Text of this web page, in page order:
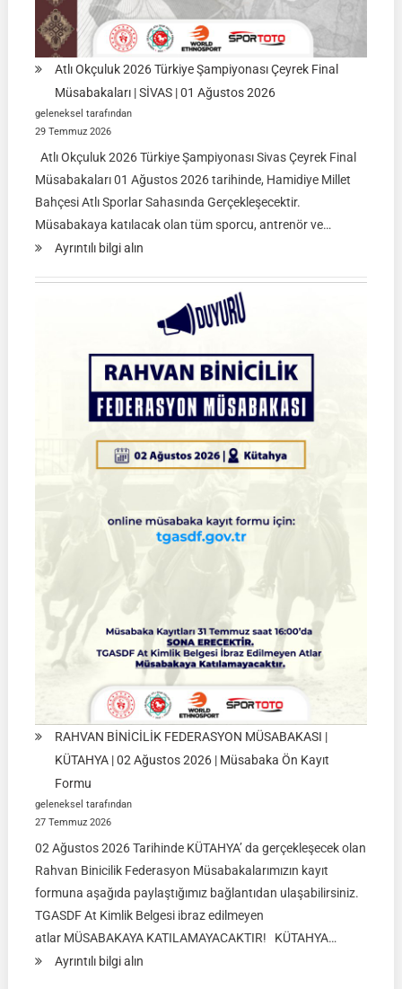
Atlı Okçuluk 2026 Türkiye Şampiyonası Çeyrek Final
Müsabakaları | SİVAS | 01 Ağustos 2026
geleneksel tarafından
29 Temmuz 2026
Atlı Okçuluk 2026 Türkiye Şampiyonası Sivas Çeyrek Final
Müsabakaları 01 Ağustos 2026 tarihinde, Hamidiye Millet
Bahçesi Atlı Sporlar Sahasında Gerçekleşecektir.
Müsabakaya katılacak olan tüm sporcu, antrenör ve…
Ayrıntılı bilgi alın:
2026
Türkiye
Şampiyonası
Final
|
01
RAHVAN BİNİCİLİK FEDERASYON MÜSABAKASI |
KÜTAHYA | 02 Ağustos 2026 | Müsabaka Ön Kayıt
Formu
geleneksel tarafından
27 Temmuz 2026
02 Ağustos 2026 Tarihinde KÜTAHYA’ da gerçekleşecek olan
Rahvan Binicilik Federasyon Müsabakalarımızın kayıt
formuna aşağıda paylaştığımız bağlantıdan ulaşabilirsiniz.
TGASDF At Kimlik Belgesi ibraz edilmeyen
atlar MÜSABAKAYA KATILAMAYACAKTIR! KÜTAHYA…
Ayrıntılı bilgi alın: